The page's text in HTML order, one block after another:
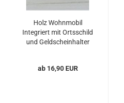
Holz Wohnmobil
Integriert mit Ortsschild
und Geldscheinhalter
ab 16,90 EUR